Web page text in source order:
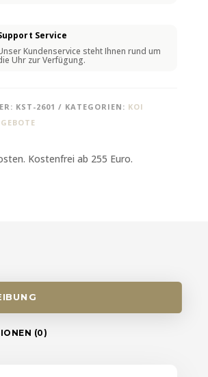
Service
Kundenservice steht Ihnen rund um
Uhr zur Verfügung.
KST-2601 KATEGORIEN: KOI
Kostenfrei ab 255 Euro.
(0)